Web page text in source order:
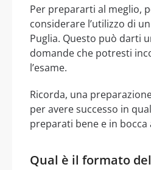
Per prepararti al meglio,
considerare l’utilizzo di
Puglia. Questo può darti
domande che potresti
l’esame.
Ricorda, una
per avere successo in
preparati bene e in bocca
Qual è il formato